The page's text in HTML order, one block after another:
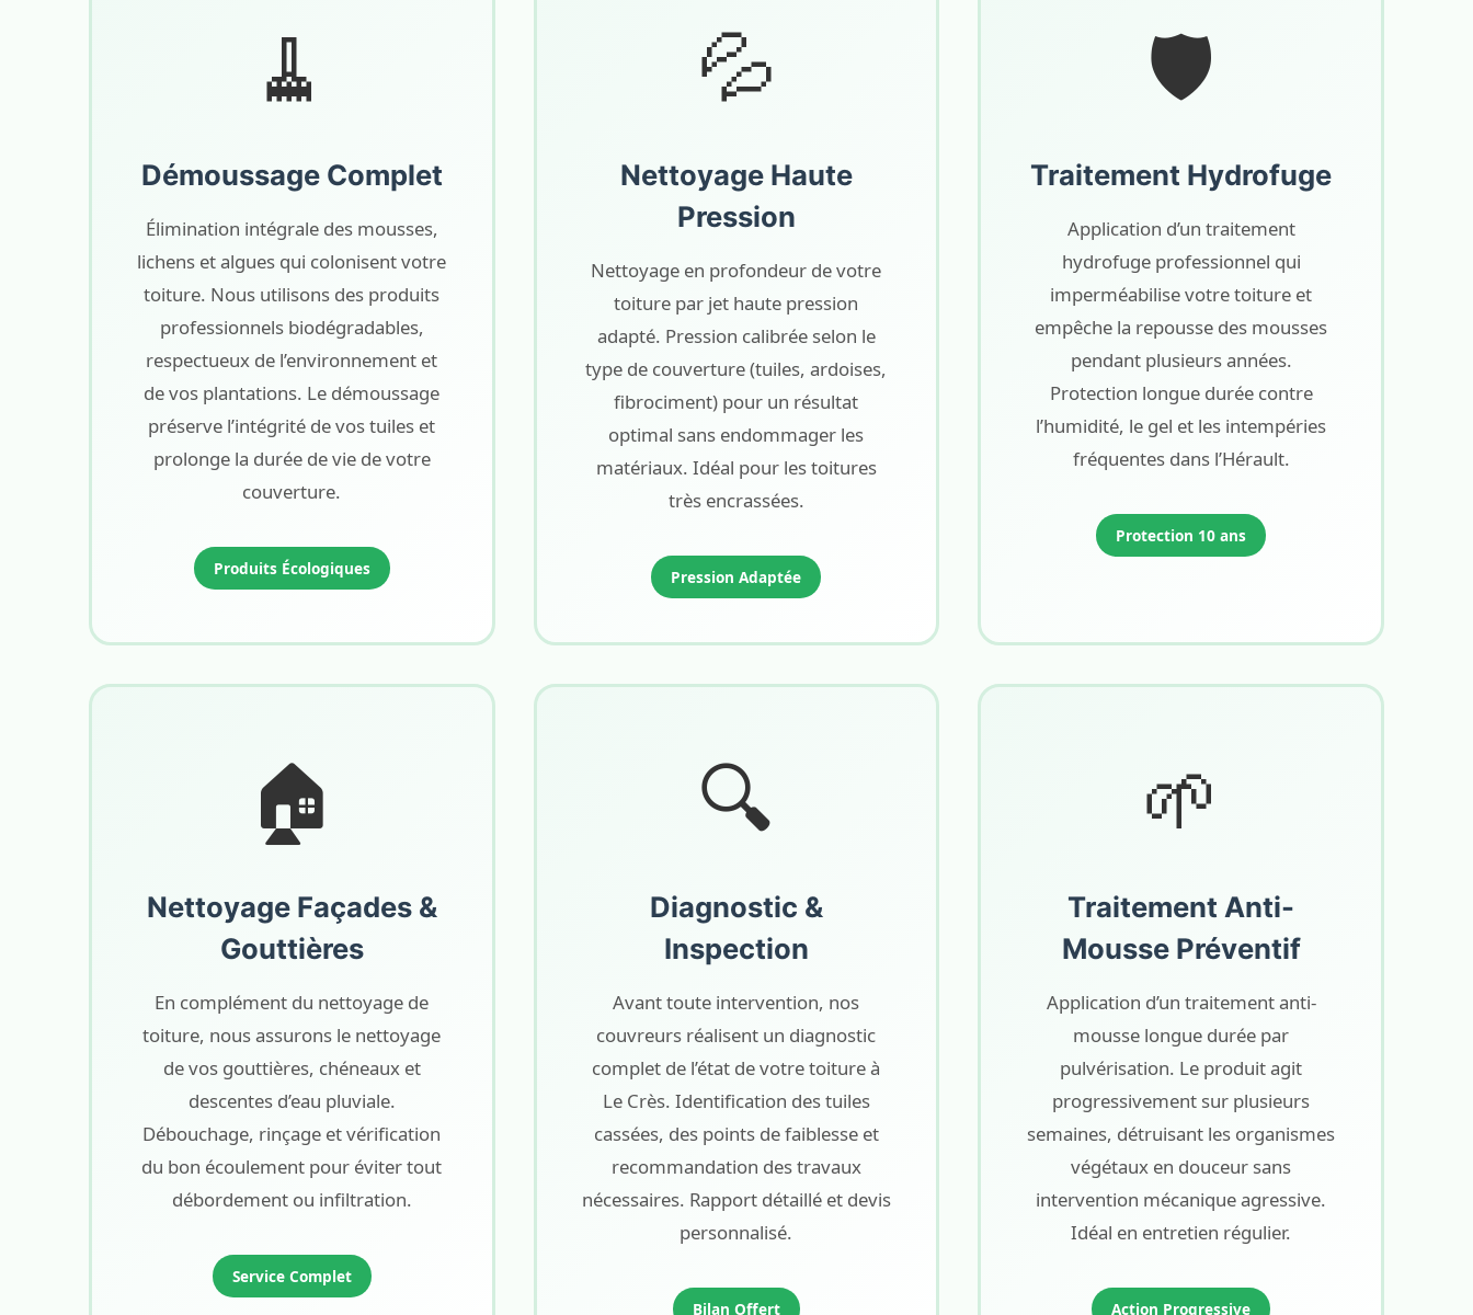
🧹
Démoussage Complet
Élimination intégrale des mousses,
lichens et algues qui colonisent votre
toiture. Nous utilisons des produits
professionnels biodégradables,
respectueux de l’environnement et
de vos plantations. Le démoussage
préserve l’intégrité de vos tuiles et
prolonge la durée de vie de votre
couverture.
Produits Écologiques
💦
Nettoyage Haute
Pression
Nettoyage en profondeur de votre
toiture par jet haute pression
adapté. Pression calibrée selon le
type de couverture (tuiles, ardoises,
fibrociment) pour un résultat
optimal sans endommager les
matériaux. Idéal pour les toitures
très encrassées.
Pression Adaptée
🛡️
Traitement Hydrofuge
Application d’un traitement
hydrofuge professionnel qui
imperméabilise votre toiture et
empêche la repousse des mousses
pendant plusieurs années.
Protection longue durée contre
l’humidité, le gel et les intempéries
fréquentes dans l’Hérault.
Protection 10 ans
🏠
Nettoyage Façades &
Gouttières
En complément du nettoyage de
toiture, nous assurons le nettoyage
de vos gouttières, chéneaux et
descentes d’eau pluviale.
Débouchage, rinçage et vérification
du bon écoulement pour éviter tout
débordement ou infiltration.
Service Complet
🔍
Diagnostic &
Inspection
Avant toute intervention, nos
couvreurs réalisent un diagnostic
complet de l’état de votre toiture à
Le Crès. Identification des tuiles
cassées, des points de faiblesse et
recommandation des travaux
nécessaires. Rapport détaillé et devis
personnalisé.
Bilan Offert
🌱
Traitement Anti-
Mousse Préventif
Application d’un traitement anti-
mousse longue durée par
pulvérisation. Le produit agit
progressivement sur plusieurs
semaines, détruisant les organismes
végétaux en douceur sans
intervention mécanique agressive.
Idéal en entretien régulier.
Action Progressive